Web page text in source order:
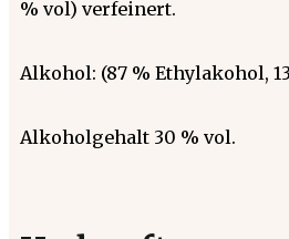
% vol) verfeinert.
Alkohol: (87 % Ethylakohol,
Alkoholgehalt 30 % vol.